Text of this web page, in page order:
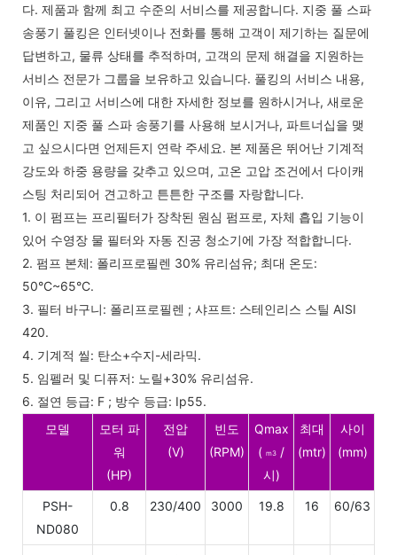
다. 제품과 함께 최고 수준의 서비스를 제공합니다. 지중 풀 스파
송풍기 풀킹은 인터넷이나 전화를 통해 고객이 제기하는 질문에
답변하고, 물류 상태를 추적하며, 고객의 문제 해결을 지원하는
서비스 전문가 그룹을 보유하고 있습니다. 풀킹의 서비스 내용,
이유, 그리고 서비스에 대한 자세한 정보를 원하시거나, 새로운
제품인 지중 풀 스파 송풍기를 사용해 보시거나, 파트너십을 맺
고 싶으시다면 언제든지 연락 주세요. 본 제품은 뛰어난 기계적
강도와 하중 용량을 갖추고 있으며, 고온 고압 조건에서 다이캐
스팅 처리되어 견고하고 튼튼한 구조를 자랑합니다.
1. 이 펌프는 프리필터가 장착된 원심 펌프로, 자체 흡입 기능이
있어 수영장 물 필터와 자동 진공 청소기에 가장 적합합니다.
2. 펌프 본체: 폴리프로필렌 30% 유리섬유; 최대 온도:
50°C~65°C.
3. 필터 바구니: 폴리프로필렌 ; 샤프트: 스테인리스 스틸 AISI
420.
4. 기계적 씰: 탄소+수지-세라믹.
5. 임펠러 및 디퓨저: 노릴+30% 유리섬유.
6. 절연 등급: F ; 방수 등급: Ip55.
모델
모터 파
워
(HP)
전압
(V)
빈도
(RPM)
Qmax
( m3 /
시)
최대
(mtr)
사이
(mm)
PSH-
ND080
0.8 230/400 3000 19.8 16 60/63